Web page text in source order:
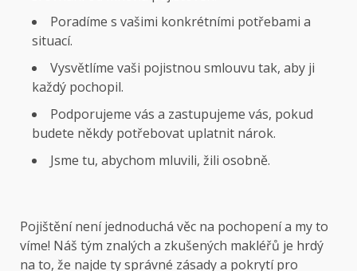
Poradíme s vašimi konkrétními potřebami a
situací.
Vysvětlíme vaši pojistnou smlouvu tak, aby ji
každý pochopil.
Podporujeme vás a zastupujeme vás, pokud
budete někdy potřebovat uplatnit nárok.
Jsme tu, abychom mluvili, žili osobně.
Pojištění není jednoduchá věc na pochopení a my to
víme! Náš tým znalých a zkušených makléřů je hrdý
na to, že najde ty správné zásady a pokrytí pro